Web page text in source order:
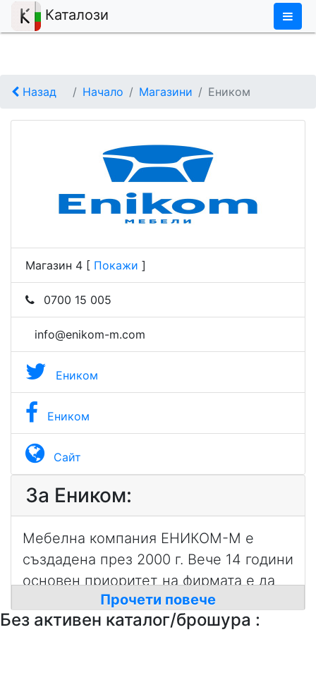
Каталози ×
Назад Начало Магазини Eником
Магазин 4 [ Покажи ]
0700 15 005
info@enikom-m.com
Eником
Eником
Сайт
За Eником:
Мебелна компания ЕНИКОМ-М е
създадена през 2000 г. Вече 14 години
основен приоритет на фирмата е да
създава уют, хармония и красота на
разумни цени, предлагайки всичко
Прочети повече
Без активен каталог/брошура :